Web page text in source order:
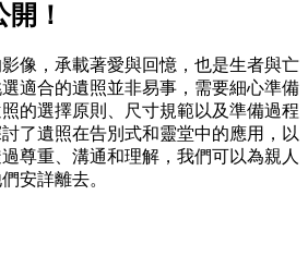
！
影像，承載著愛與回憶，也是生者與亡
適合的遺照並非易事，需要細心準備
的選擇原則、尺寸規範以及準備過程
了遺照在告別式和靈堂中的應用，以
尊重、溝通和理解，我們可以為親人
安詳離去。